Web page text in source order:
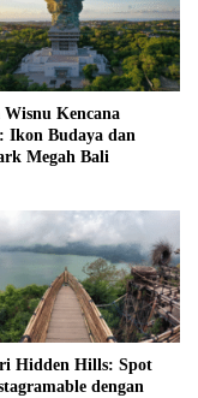
Kencana
Ikon Budaya dan
Megah Bali
Hidden Hills: Spot
dengan